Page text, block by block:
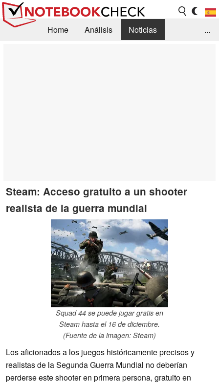
Home Análisis
Noticias
...
Steam: Acceso gratuito a un shooter
realista de la guerra mundial
Squad 44 se puede jugar gratis en
Steam hasta el 16 de diciembre.
(Fuente de la imagen: Steam)
Los aficionados a los juegos históricamente precisos y
realistas de la Segunda Guerra Mundial no deberían
perderse este shooter en primera persona, gratuito en